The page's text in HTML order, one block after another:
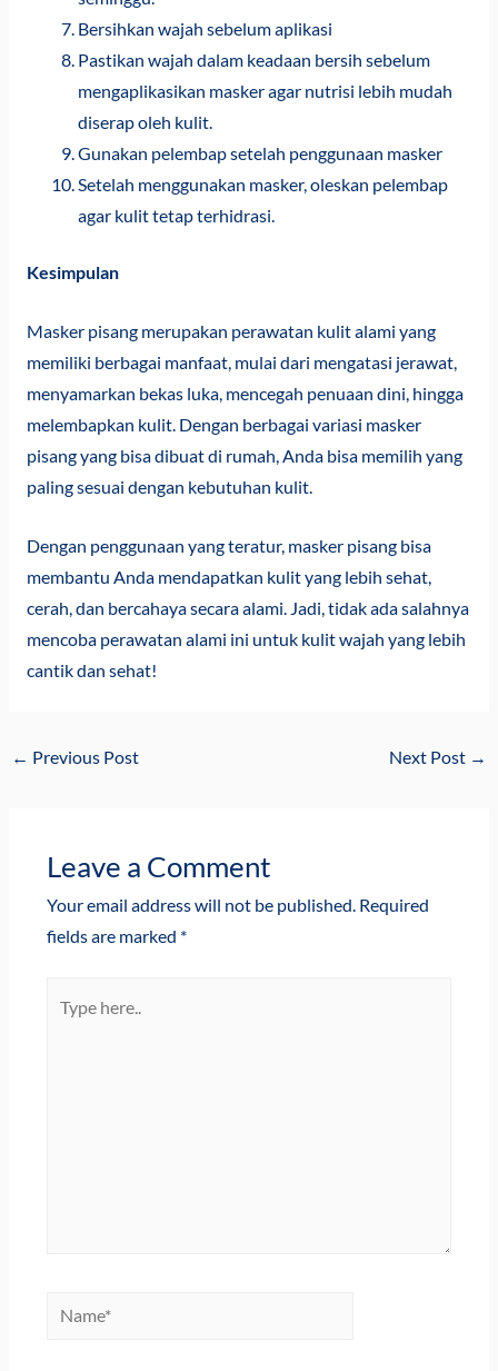
Bersihkan wajah sebelum aplikasi
Pastikan wajah dalam keadaan bersih sebelum
mengaplikasikan masker agar nutrisi lebih mudah
diserap oleh kulit.
Gunakan pelembap setelah penggunaan masker
Setelah menggunakan masker, oleskan pelembap
agar kulit tetap terhidrasi.
Kesimpulan
Masker pisang merupakan perawatan kulit alami yang
memiliki berbagai manfaat, mulai dari mengatasi jerawat,
menyamarkan bekas luka, mencegah penuaan dini, hingga
melembapkan kulit. Dengan berbagai variasi masker
pisang yang bisa dibuat di rumah, Anda bisa memilih yang
paling sesuai dengan kebutuhan kulit.
Dengan penggunaan yang teratur, masker pisang bisa
membantu Anda mendapatkan kulit yang lebih sehat,
cerah, dan bercahaya secara alami. Jadi, tidak ada salahnya
mencoba perawatan alami ini untuk kulit wajah yang lebih
cantik dan sehat!
← Previous Post Next Post →
Leave a Comment
Your email address will not be published. Required
fields are marked *
here..
Name*